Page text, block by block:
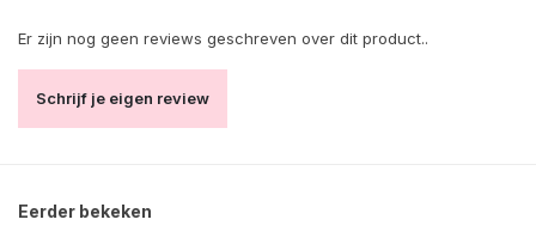
Er zijn nog geen reviews geschreven over dit product..
Schrijf je eigen review
Eerder bekeken